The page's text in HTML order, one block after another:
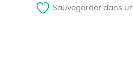
Sauvegarder dans